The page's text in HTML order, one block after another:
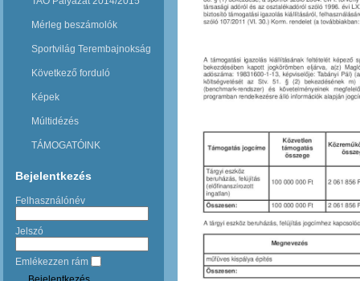
Mérleg beszámolók
Sportvilág Terembajnokság
Következő forduló
Képek
Múltidézés
TÁMOGATÓINK
Bejelentkezés
Felhasználónév
Jelszó
Emlékezzen rám